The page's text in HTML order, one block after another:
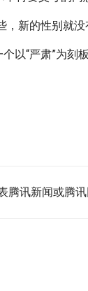
，新的性别就
以“严肃”为刻
讯新闻或腾讯